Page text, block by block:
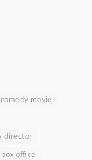
movie
director
office